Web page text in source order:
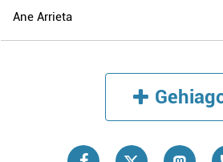
Ane Arrieta